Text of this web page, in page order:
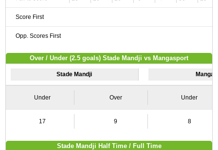
Score First
Opp. Scores First
Over / Under (2.5 goals) Stade Mandji vs Mangasport
Stade Mandji
Under Over Under
17 9 8
Stade Mandji Half Time / Full Time